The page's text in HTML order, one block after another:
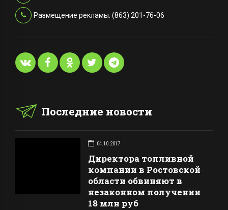
Размещение рекламы: (863) 201-76-06
Последние новости
04.10.2017
Директора топливной
компании в Ростовской
области обвиняют в
незаконном получении
18 млн руб